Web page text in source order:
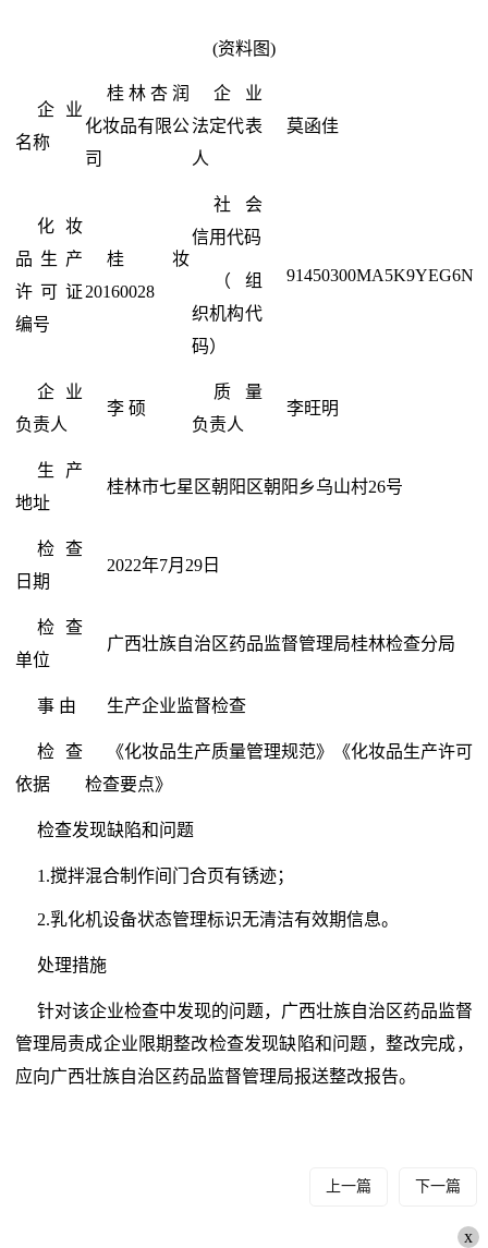
(资料图)
企业
名称
桂林杏润
化妆品有限公
司
企业
法定代表
人
莫函佳
化妆
品生产
许可证
编号
桂妆
20160028
社会
信用代码
（组
织机构代
码）
91450300MA5K9YEG6N
企业
负责人
李 硕
质量
负责人
李旺明
生产
地址
桂林市七星区朝阳区朝阳乡乌山村26号
检查
日期
2022年7月29日
检查
单位
广西壮族自治区药品监督管理局桂林检查分局
事 由 生产企业监督检查
检查
依据
《化妆品生产质量管理规范》《化妆品生产许可
检查要点》
检查发现缺陷和问题
1.搅拌混合制作间门合页有锈迹；
2.乳化机设备状态管理标识无清洁有效期信息。
处理措施
针对该企业检查中发现的问题，广西壮族自治区药品监督
管理局责成企业限期整改检查发现缺陷和问题，整改完成，
应向广西壮族自治区药品监督管理局报送整改报告。
上一篇 下一篇
x